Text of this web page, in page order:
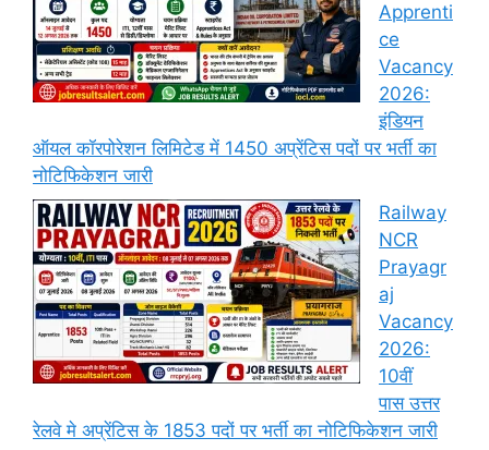
Apprenti
ce
Vacancy
2026:
इंडियन
ऑयल कॉरपोरेशन लिमिटेड में 1450 अप्रेंटिस पदों पर भर्ती का
नोटिफिकेशन जारी
Railway
NCR
Prayagr
aj
Vacancy
2026:
10वीं
पास उत्तर
रेलवे मे अप्रेंटिस के 1853 पदों पर भर्ती का नोटिफिकेशन जारी